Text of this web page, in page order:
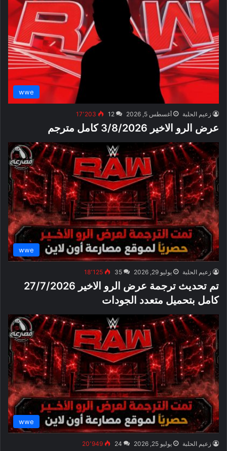
wwe
زعيم الحلبة أغسطس 5, 2026 12 17٬203
عرض الرو الاخير 3/8/2026 كامل مترجم
wwe
زعيم الحلبة يوليو 29, 2026 35 18٬125
تم تحديث ترجمة عرض الرو الاخير 27/7/2026
كامل بتحميل متعدد الجودات
wwe
زعيم الحلبة يوليو 25, 2026 24 20٬949